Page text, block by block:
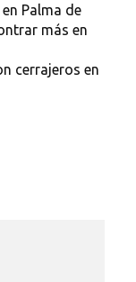
Palma de
más en
cerrajeros en